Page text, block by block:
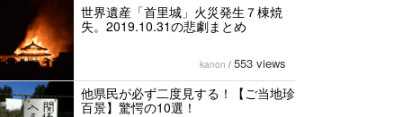
世界遺産「首里城」火災発生７棟焼
失。2019.10.31の悲劇まとめ
kanon / 553 views
他県民が必ず二度見する！【ご当地珍
百景】驚愕の10選！